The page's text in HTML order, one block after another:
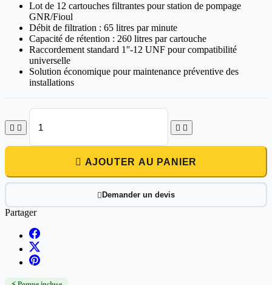
Lot de 12 cartouches filtrantes pour station de pompage
GNR/Fioul
Débit de filtration : 65 litres par minute
Capacité de rétention : 260 litres par cartouche
Raccordement standard 1''-12 UNF pour compatibilité
universelle
Solution économique pour maintenance préventive des
installations
   
 AJOUTER AU PANIER
 Demander un devis
Partager